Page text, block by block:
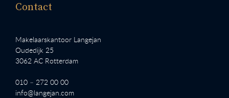
Contact
Makelaarskantoor Langejan
Oudedijk 25
3062 AC Rotterdam
010 – 272 00 00
info@langejan.com